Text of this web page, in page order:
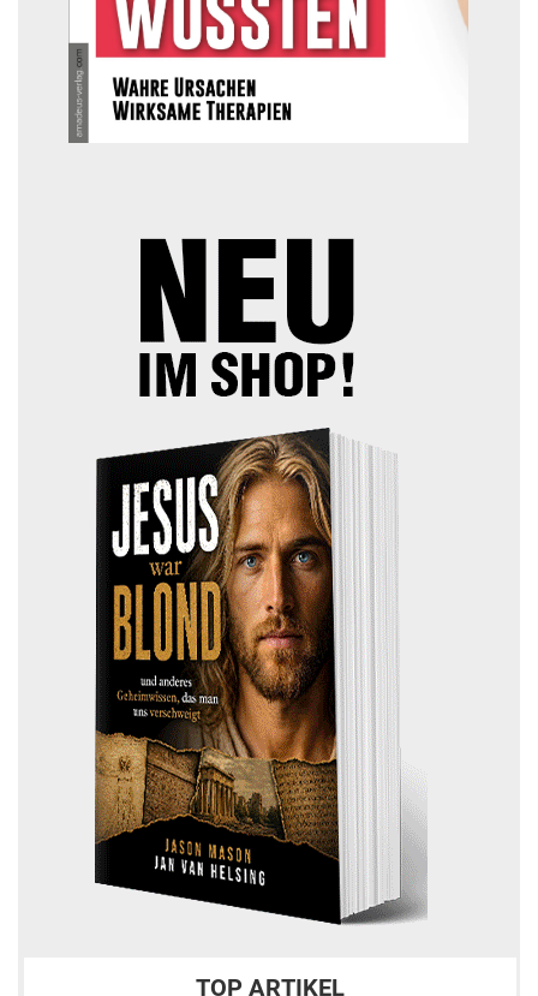
TOP ARTIKEL